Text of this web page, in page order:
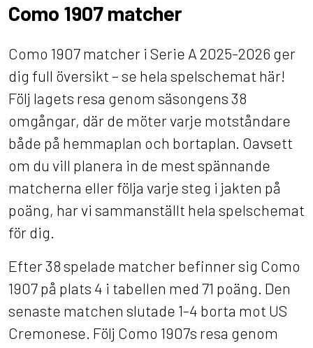
Como 1907 matcher
Como 1907 matcher i Serie A 2025-2026 ger
dig full översikt – se hela spelschemat här!
Följ lagets resa genom säsongens 38
omgångar, där de möter varje motståndare
både på hemmaplan och bortaplan. Oavsett
om du vill planera in de mest spännande
matcherna eller följa varje steg i jakten på
poäng, har vi sammanställt hela spelschemat
för dig.
Efter 38 spelade matcher befinner sig Como
1907 på plats 4 i tabellen med 71 poäng. Den
senaste matchen slutade 1-4 borta mot US
Cremonese. Följ Como 1907s resa genom